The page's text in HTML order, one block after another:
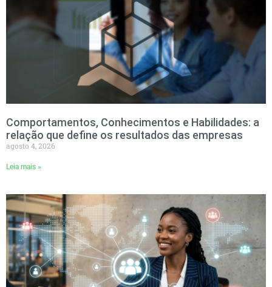
Comportamentos, Conhecimentos e Habilidades: a
relação que define os resultados das empresas
agosto 4, 2026
Leia mais »